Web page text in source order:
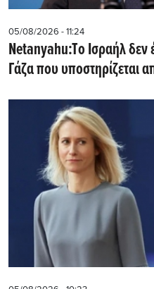
05/08/2026 - 11:24
Netanyahu:Tο Ισραήλ δεν
Γάζα που υποστηρίζεται